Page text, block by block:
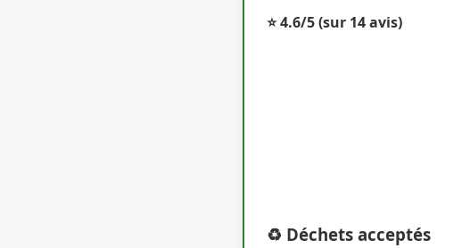
⭐ 4.6/5(sur 14 avis)
♻️ Déchets acceptés